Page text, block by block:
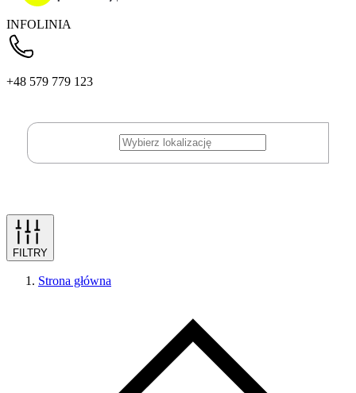
INFOLINIA
+48 579 779 123
FILTRY
Strona główna